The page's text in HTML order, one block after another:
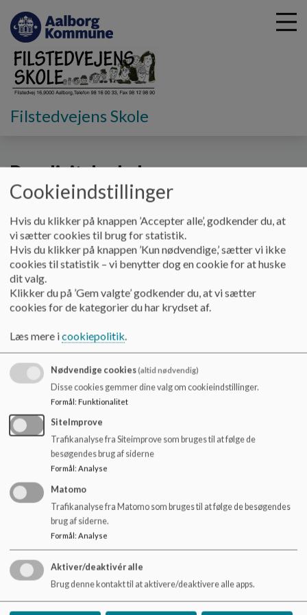
l
e
Filstedvejens Skole
Skolens hverdag
Den digitale skole
IT og medier har altid været en del at Filstedvejens
skoles profil.
På Skolen har vi indrettet et "Makerspace", som
skal skabe rammer om kreative læringsaktiviteter
med teknologien som omdrejningspunkt.
kreative læring i Makerspace.
I Makerspace findes
3D print
Greenscreen til videooptagelser "on lokation"
Videoredigering
Folieskærer
Stof presse (til stoftryk)
Div. programmeringsgrej og robotter
Div. materialer til kreativ udfoldelse.
Filstedvejens Skole
Filstedvej 16, 9000 Aalborg
Cookieindstillinger
Hvis du klikker på knappen ’Accepter alle’, godkender du, at
vi sætter cookies til brug for statistik.
Hvis du klikker på knappen ’Kun nødvendige,’ sætter vi ikke
cookies til statistik – vi benytter dog en cookie for at huske
dit valg.
Klikker du på ’Gem valgte’ godkender du, at vi sætter
cookies for de kategorier du har krydset af.
Læs mere icookiepolitik.
Nødvendige cookies(altid nødvendig)
Disse cookies gemmer dine valg om cookieindstillinger.
Formål: Funktionalitet
SiteImprove
Trafikanalyse fra Siteimprove som bruges til at følge de
besøgendes brug af siderne
Formål : Analyse
Matomo
Trafikanalyse fra Matomo som bruges til at følge de besøgendes
brug af siderne.
Formål: Analyse
Aktiver/deaktivér alle
Brug denne kontakt til at aktivere/deaktivere alle apps.